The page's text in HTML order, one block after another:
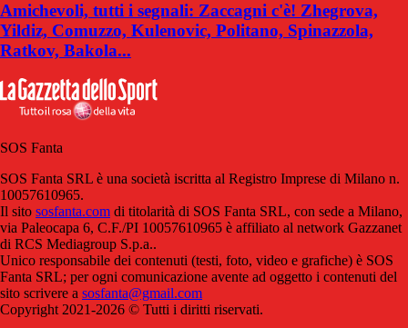
Amichevoli, tutti i segnali: Zaccagni c'è! Zhegrova,
Yildiz, Comuzzo, Kulenovic, Politano, Spinazzola,
Ratkov, Bakola...
SOS Fanta
SOS Fanta SRL è una società iscritta al Registro Imprese di Milano n.
10057610965.
Il sito sosfanta.com di titolarità di SOS Fanta SRL, con sede a Milano,
via Paleocapa 6, C.F./PI 10057610965 è affiliato al network Gazzanet
di RCS Mediagroup S.p.a..
Unico responsabile dei contenuti (testi, foto, video e grafiche) è SOS
Fanta SRL; per ogni comunicazione avente ad oggetto i contenuti del
sito scrivere a sosfanta@gmail.com
Copyright 2021-2026 © Tutti i diritti riservati.